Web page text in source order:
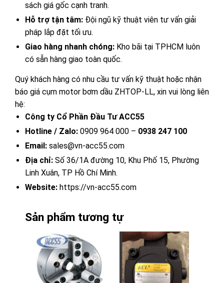
sách giá gốc cạnh tranh.
Hỗ trợ tận tâm: Đội ngũ kỹ thuật viên tư vấn giải
pháp lắp đặt tối ưu.
Giao hàng nhanh chóng: Kho bãi tại TPHCM luôn
có sẵn hàng giao toàn quốc.
Quý khách hàng có nhu cầu tư vấn kỹ thuật hoặc nhận
báo giá cụm motor bơm dầu ZHTOP-LL, xin vui lòng liên
hệ:
Công ty Cổ Phần Đầu Tư ACC55
Hotline / Zalo: 0909 964 000 – 0938 247 100
Email: sales@vn-acc55.com
Địa chỉ: Số 36/1A đường 10, Khu Phố 15, Phường
Linh Xuân, TP Hồ Chí Minh.
Website: https://vn-acc55.com
Sản phẩm tương tự